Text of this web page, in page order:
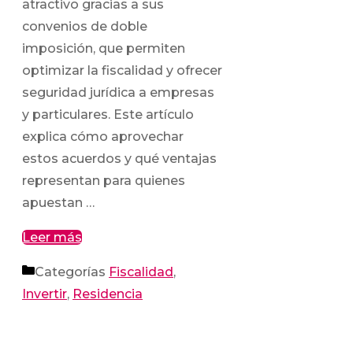
atractivo gracias a sus
convenios de doble
imposición, que permiten
optimizar la fiscalidad y ofrecer
seguridad jurídica a empresas
y particulares. Este artículo
explica cómo aprovechar
estos acuerdos y qué ventajas
representan para quienes
apuestan …
Leer más
Categorías Fiscalidad,
Invertir, Residencia